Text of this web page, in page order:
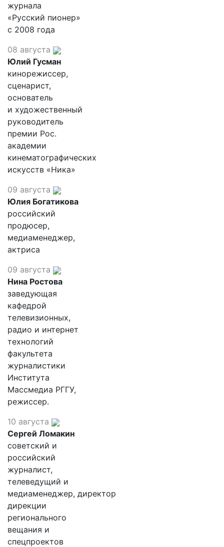
журнала
«Русский пионер»
с 2008 года
08 августа
Юлий Гусман
кинорежиссер,
сценарист,
основатель
и художественный
руководитель
премии Рос.
академии
кинематографических
искусств «Ника»
09 августа
Юлия Богатикова
российский
продюсер,
медиаменеджер,
актриса
09 августа
Нина Ростова
заведующая
кафедрой
телевизионных,
радио и интернет
технологий
факультета
журналистики
Института
Массмедиа РГГУ,
режиссер.
10 августа
Сергей Ломакин
советский и
российский
журналист,
телеведущий и
медиаменеджер, директор
дирекции
регионального
вещания и
спецпроектов